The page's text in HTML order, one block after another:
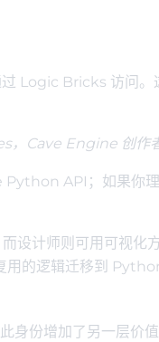
Logic Bricks 访问。
，Cave Engine 创作
Python API；如果你
设计师则可用可视化
用的逻辑迁移到
身份增加了另一层价